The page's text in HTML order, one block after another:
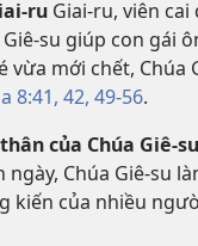
ru Giai-ru, viên
su giúp con gái
vừa mới chết, Chúa
8:41, 42, 49-56.
của Chúa Giê-su
ngày, Chúa Giê-su
kiến của nhiều